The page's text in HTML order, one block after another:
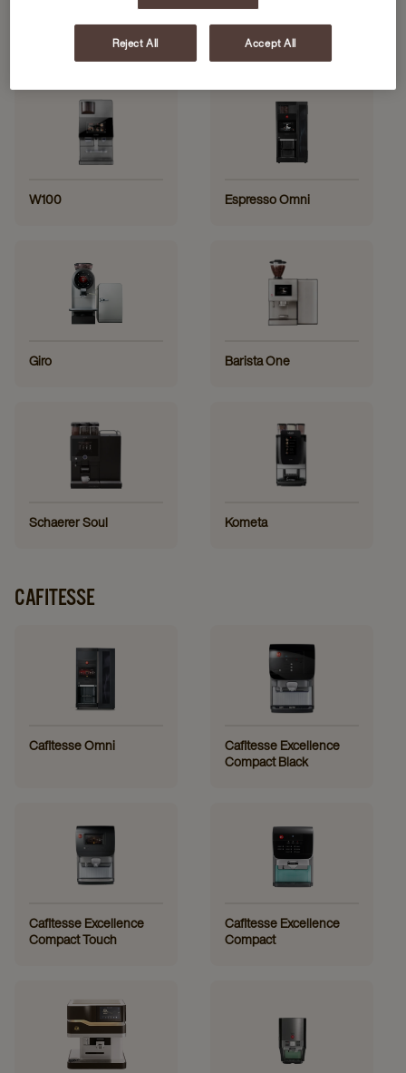
W100 Espresso Omni
Giro Barista One
Schaerer Soul Kometa
CAFITESSE
Cafitesse Omni
Cafitesse Excellence
Compact Black
Cafitesse Excellence
Compact Touch
Cafitesse Excellence
Compact
Reject All Accept All